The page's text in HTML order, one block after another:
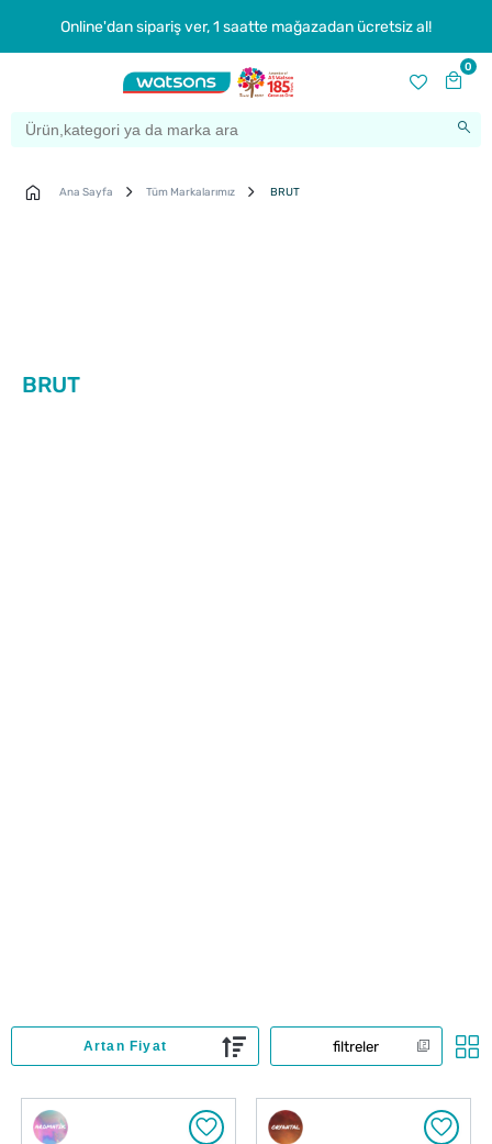
Online'dan sipariş ver, 1 saatte mağazadan ücretsiz al!
0
Ana Sayfa Tüm Markalarımız BRUT
BRUT
filtreler